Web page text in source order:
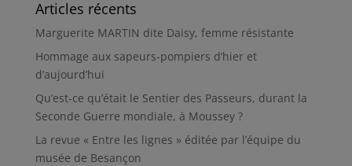
Articles récents
Marguerite MARTIN dite Daisy, femme résistante
Hommage aux sapeurs-pompiers d’hier et
d’aujourd’hui
Qu’est-ce qu’était le Sentier des Passeurs, durant la
Seconde Guerre mondiale, à Moussey ?
La revue « Entre les lignes » éditée par l’équipe du
musée de Besançon